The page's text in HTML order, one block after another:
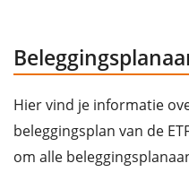
Hier vind je informatie
beleggingsplan van de
om alle